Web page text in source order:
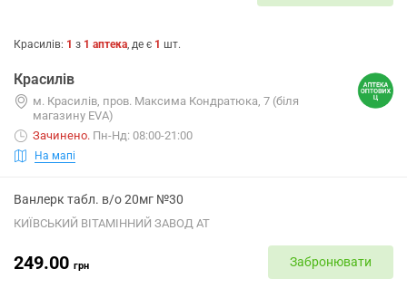
Красилів: 1 з 1 аптека, де є 1 шт.
Красилів
м. Красилів, пров. Максима Кондратюка, 7 (біля
магазину EVA)
Зачинено. Пн-Нд: 08:00-21:00
На мапі
Ванлерк табл. в/о 20мг №30
КИЇВСЬКИЙ ВІТАМІННИЙ ЗАВОД АТ
249.00 грн Забронювати